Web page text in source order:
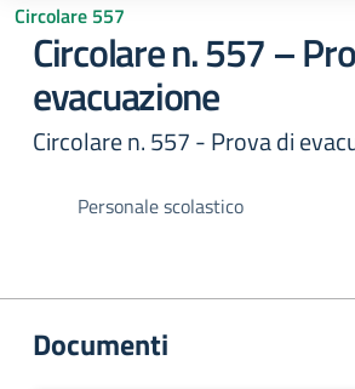
Circolare 557
Circolare n. 557 –
evacuazione
Circolare n. 557 - Prova di
Personale scolastico
Documenti